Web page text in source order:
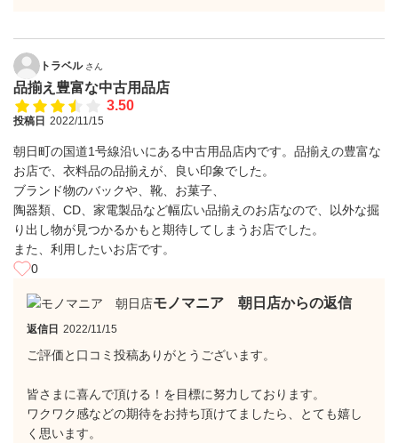
トラベル さん
品揃え豊富な中古用品店
3.50
投稿日 2022/11/15
朝日町の国道1号線沿いにある中古用品店内です。品揃えの豊富な
お店で、衣料品の品揃えが、良い印象でした。
ブランド物のバックや、靴、お菓子、
陶器類、CD、家電製品など幅広い品揃えのお店なので、以外な掘
り出し物が見つかるかもと期待してしまうお店でした。
また、利用したいお店です。
0
モノマニア 朝日店からの返信
返信日 2022/11/15
ご評価と口コミ投稿ありがとうございます。
皆さまに喜んで頂ける！を目標に努力しております。
ワクワク感などの期待をお持ち頂けてましたら、とても嬉し
く思います。